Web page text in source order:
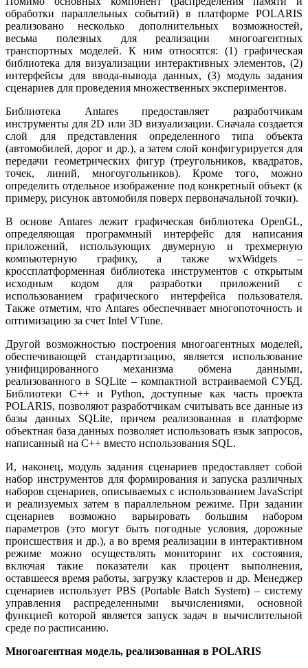
обработки параллельных событий) в платформе POLARIS
реализовано несколько дополнительных возможностей,
весьма полезных для реализации многоагентных
транспортных моделей. К ним относятся: (1) графическая
библиотека для визуализации интерактивных элементов, (2)
интерфейсы для ввода-вывода данных, (3) модуль задания
сценариев для проведения множественных экспериментов.
Библиотека Antares предоставляет разработчикам
инструменты для 2D или 3D визуализации. Сначала создается
слой для представления определенного типа объекта
(автомобилей, дорог и др.), а затем слой конфигурируется для
передачи геометрических фигур (треугольников, квадратов,
точек, линий, многоугольников). Кроме того, можно
определить отдельное изображение под конкретный объект (к
примеру, рисунок автомобиля поверх первоначальной точки).
В основе Antares лежит графическая библиотека OpenGL,
определяющая программный интерфейс для написания
приложений, использующих двумерную и трехмерную
компьютерную графику, а также wxWidgets –
кроссплатформенная библиотека инструментов с открытым
исходным кодом для разработки приложений с
использованием графического интерфейса пользователя.
Также отметим, что Antares обеспечивает многопоточность и
оптимизацию за счет Intel VTune.
Другой возможностью построения многоагентных моделей,
обеспечивающей стандартизацию, является использование
унифицированного механизма обмена данными,
реализованного в SQLite – компактной встраиваемой СУБД.
Библиотеки C++ и Python, доступные как часть проекта
POLARIS, позволяют разработчикам считывать все данные из
базы данных SQLite, причем реализованная в платформе
объектная база данных позволяет использовать язык запросов,
написанный на C++ вместо использования SQL.
И, наконец, модуль задания сценариев предоставляет собой
набор инструментов для формирования и запуска различных
наборов сценариев, описываемых с использованием JavaScript
и реализуемых затем в параллельном режиме. При задании
сценариев возможно варьировать большим набором
параметров (это могут быть погодные условия, дорожные
происшествия и др.), а во время реализации в интерактивном
режиме можно осуществлять мониторинг их состояния,
включая такие показатели как процент выполнения,
оставшееся время работы, загрузку кластеров и др. Менеджер
сценариев использует PBS (Portable Batch System) – систему
управления распределенными вычислениями, основной
функцией которой является запуск задач в вычислительной
среде по расписанию.
Многоагентная модель, реализованная в POLARIS